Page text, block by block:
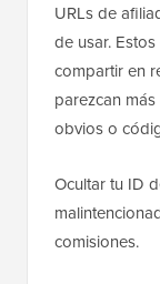
URLs de
de usar.
compartir en
parezcan
obvios o
Ocultar tu ID
comisiones.